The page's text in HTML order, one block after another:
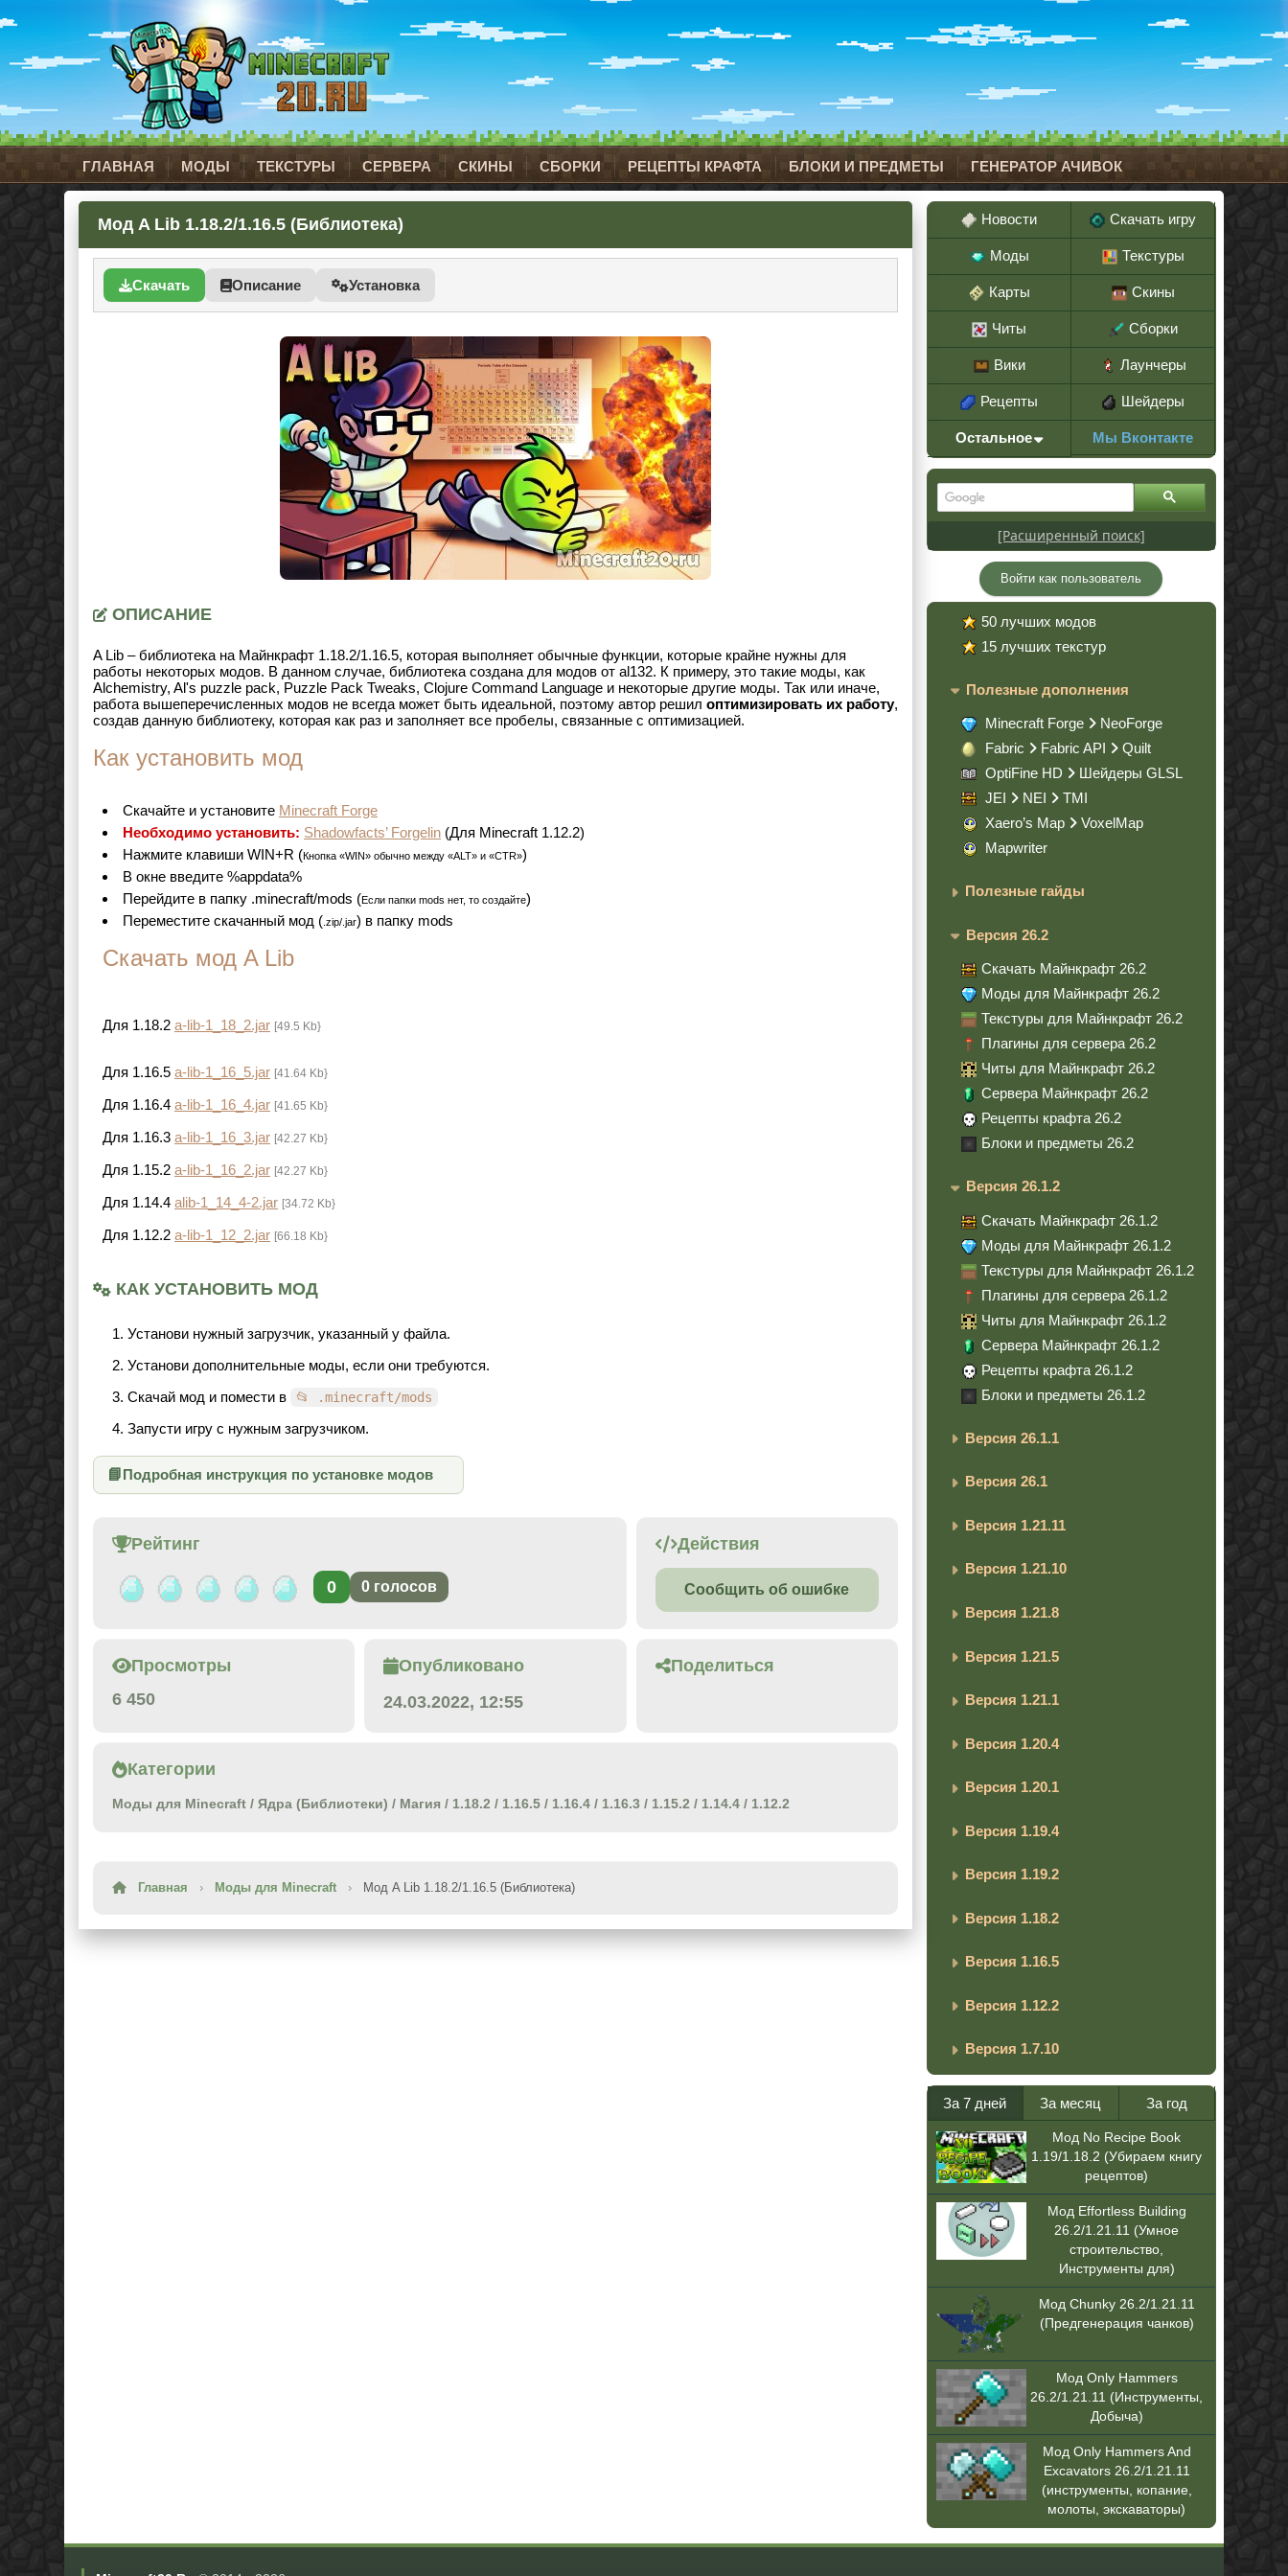
ГЛАВНАЯ МОДЫ ТЕКСТУРЫ СЕРВЕРА СКИНЫ СБОРКИ РЕЦЕПТЫ КРАФТА БЛОКИ И ПРЕДМЕТЫ ГЕНЕРАТОР АЧИВОК
Мод A Lib 1.18.2/1.16.5 (Библиотека)
Скачать Описание Установка
ОПИСАНИЕ
A Lib – библиотека на Майнкрафт 1.18.2/1.16.5, которая выполняет обычные функции, которые крайне нужны для
работы некоторых модов. В данном случае, библиотека создана для модов от al132. К примеру, это такие моды, как
Alchemistry, Al's puzzle pack, Puzzle Pack Tweaks, Clojure Command Language и некоторые другие моды. Так или иначе,
работа вышеперечисленных модов не всегда может быть идеальной, поэтому автор решил оптимизировать их работу,
создав данную библиотеку, которая как раз и заполняет все пробелы, связанные с оптимизацией.
Как установить мод
Cкачайте и установите Minecraft Forge
Необходимо установить: Shadowfacts’ Forgelin (Для Minecraft 1.12.2)
Нажмите клавиши WIN+R (Кнопка «WIN» обычно между «ALT» и «CTR»)
В окне введите %appdata%
Перейдите в папку .minecraft/mods (Если папки mods нет, то создайте)
Переместите скачанный мод ( .zip/.jar) в папку mods
Скачать мод A Lib
Для 1.18.2 a-lib-1_18_2.jar [49.5 Kb}
Для 1.16.5 a-lib-1_16_5.jar [41.64 Kb}
Для 1.16.4 a-lib-1_16_4.jar [41.65 Kb}
Для 1.16.3 a-lib-1_16_3.jar [42.27 Kb}
Для 1.15.2 a-lib-1_16_2.jar [42.27 Kb}
Для 1.14.4 alib-1_14_4-2.jar [34.72 Kb}
Для 1.12.2 a-lib-1_12_2.jar [66.18 Kb}
КАК УСТАНОВИТЬ МОД
Установи нужный загрузчик, указанный у файла.
Установи дополнительные моды, если они требуются.
Скачай мод и помести в
📂 .minecraft/mods
Запусти игру с нужным загрузчиком.
📘Подробная инструкция по установке модов
Рейтинг
0 0 голосов
Действия
Сообщить об ошибке
Просмотры
6 450
Опубликовано
24.03.2022, 12:55
Поделиться
Категории
Моды для Minecraft / Ядра (Библиотеки) / Магия / 1.18.2 / 1.16.5 / 1.16.4 / 1.16.3 / 1.15.2 / 1.14.4 / 1.12.2
Главная › Моды для Minecraft › Мод A Lib 1.18.2/1.16.5 (Библиотека)
Новости Скачать игру
Моды Текстуры
Карты Скины
Читы Сборки
Вики Лаунчеры
Рецепты Шейдеры
Остальное Мы Вконтакте
[Расширенный поиск]
Войти как пользователь
50 лучших модов
15 лучших текстур
Полезные дополнения
Minecraft Forge
NeoForge
Fabric
Fabric API
Quilt
OptiFine HD
Шейдеры GLSL
JEI
NEI
TMI
Xaero’s Map
VoxelMap
Mapwriter
Полезные гайды
Версия 26.2
Скачать Майнкрафт 26.2
Моды для Майнкрафт 26.2
Текстуры для Майнкрафт 26.2
Плагины для сервера 26.2
Читы для Майнкрафт 26.2
Сервера Майнкрафт 26.2
Рецепты крафта 26.2
Блоки и предметы 26.2
Версия 26.1.2
Скачать Майнкрафт 26.1.2
Моды для Майнкрафт 26.1.2
Текстуры для Майнкрафт 26.1.2
Плагины для сервера 26.1.2
Читы для Майнкрафт 26.1.2
Сервера Майнкрафт 26.1.2
Рецепты крафта 26.1.2
Блоки и предметы 26.1.2
Версия 26.1.1
Версия 26.1
Версия 1.21.11
Версия 1.21.10
Версия 1.21.8
Версия 1.21.5
Версия 1.21.1
Версия 1.20.4
Версия 1.20.1
Версия 1.19.4
Версия 1.19.2
Версия 1.18.2
Версия 1.16.5
Версия 1.12.2
Версия 1.7.10
За 7 дней За месяц За год
Мод No Recipe Book
1.19/1.18.2 (Убираем книгу
рецептов)
Мод Effortless Building
26.2/1.21.11 (Умное
строительство,
Инструменты для)
Мод Chunky 26.2/1.21.11
(Предгенерация чанков)
Мод Only Hammers
26.2/1.21.11 (Инструменты,
Добыча)
Мод Only Hammers And
Excavators 26.2/1.21.11
(инструменты, копание,
молоты, экскаваторы)